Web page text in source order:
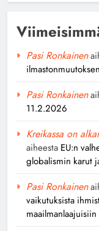
Pasi Ronkainen
Pasi Ronkainen
11.2.2026
Kreikassa on
aiheesta EU:n
globalismin karut
Pasi Ronkainen
vaikutuksista